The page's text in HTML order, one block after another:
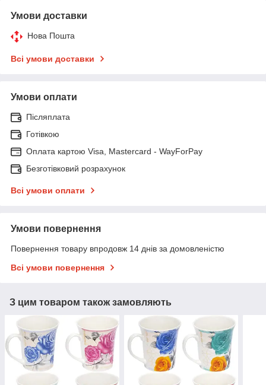
Умови доставки
Нова Пошта
Всі умови доставки
Умови оплати
Післяплата
Готівкою
Оплата картою Visa, Mastercard - WayForPay
Безготівковий розрахунок
Всі умови оплати
Умови повернення
Повернення товару впродовж 14 днів за домовленістю
Всі умови повернення
З цим товаром також замовляють